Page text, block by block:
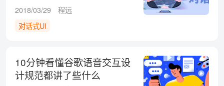
2018/03/29
程远
对话式UI
10分钟看懂谷歌语音交互设
计规范都讲了些什么